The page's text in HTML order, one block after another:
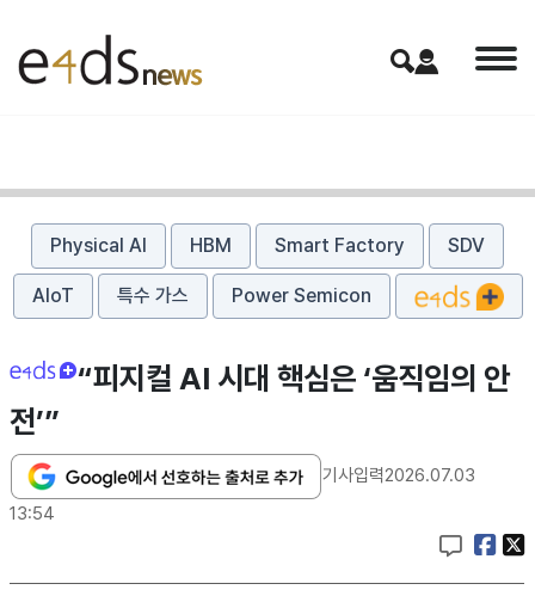
Physical AI HBM Smart Factory SDV
AIoT 특수 가스 Power Semicon
“피지컬 AI 시대 핵심은 ‘움직임의 안
전’”
기사입력2026.07.03
13:54